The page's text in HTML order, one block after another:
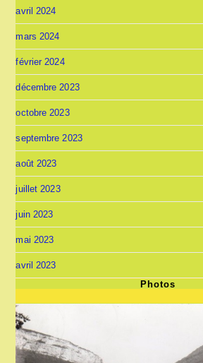
avril 2024
mars 2024
février 2024
décembre 2023
octobre 2023
septembre 2023
août 2023
juillet 2023
juin 2023
mai 2023
avril 2023
Photos